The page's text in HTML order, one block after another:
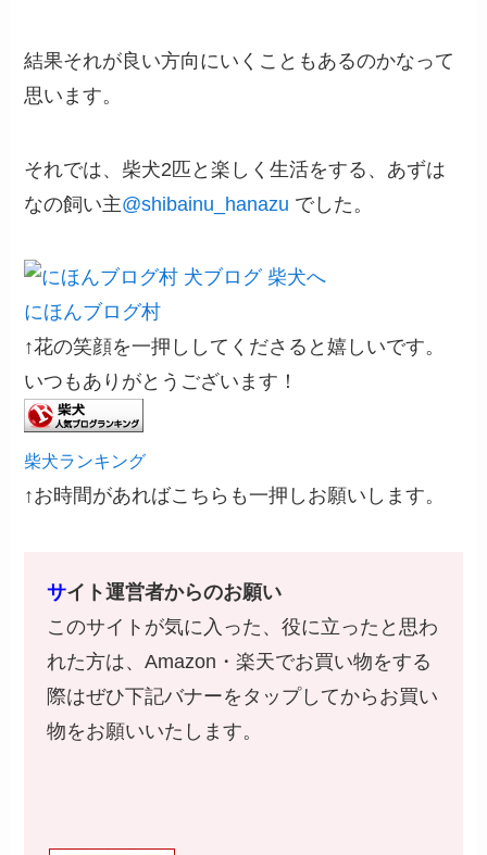
結果それが良い方向にいくこともあるのかなって
思います。
それでは、柴犬2匹と楽しく生活をする、あずは
なの飼い主@shibainu_hanazu でした。
にほんブログ村
↑花の笑顔を一押ししてくださると嬉しいです。
いつもありがとうございます！
柴犬ランキング
↑お時間があればこちらも一押しお願いします。
サイト運営者からのお願い
このサイトが気に入った、役に立ったと思わ
れた方は、Amazon・楽天でお買い物をする
際はぜひ下記バナーをタップしてからお買い
物をお願いいたします。